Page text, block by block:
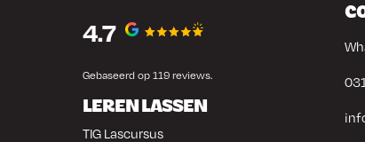
4.7
Gebaseerd op 119 reviews.
LEREN LASSEN
TIG Lascursus